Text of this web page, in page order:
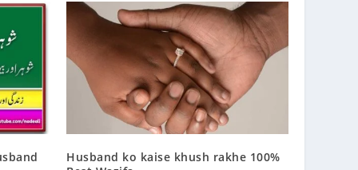
Husband ko kaise khush rakhe 100%